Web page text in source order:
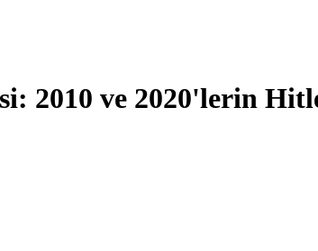
2010 ve 2020'lerin